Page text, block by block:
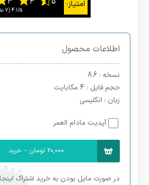
4.1/5 ‏‫(7 نظر)‬
اطلاعات محصول
نسخه : 8.6
حجم فایل : 4 مگابایت
زبان : انگلیسی
آپدیت مادام العمر
20,000 تومان – خرید
در صورت مایل بودن به خرید اشتراک